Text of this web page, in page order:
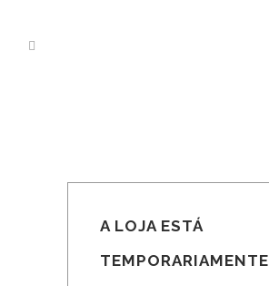
A LOJA ESTÁ
TEMPORARIAMENTE